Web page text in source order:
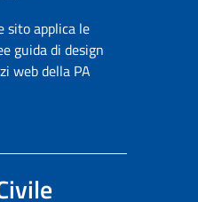
sito applica le
guida di design
web della PA